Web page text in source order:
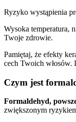
Ryzyko wystąpienia
Wysoka temperatura,
Twoje zdrowie.
Pamiętaj, że efekty
cech Twoich włosów.
Czym jest
Formaldehyd,
zwiększonym